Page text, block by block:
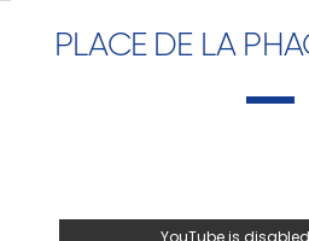
PLACE DE LA
YouTube is